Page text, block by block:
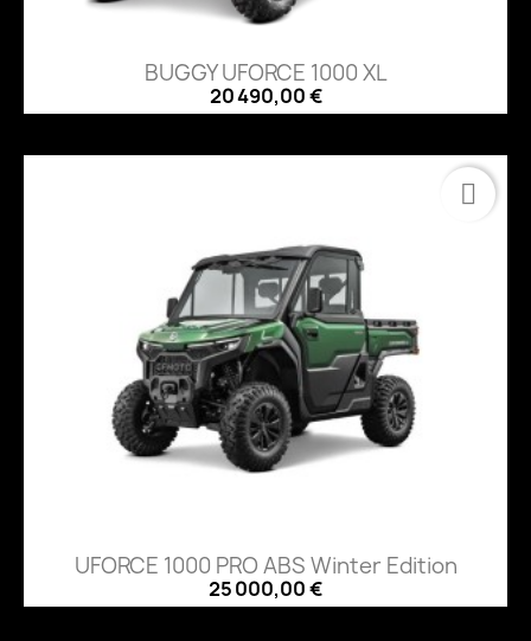
BUGGY UFORCE 1000 XL
20 490,00 €
UFORCE 1000 PRO ABS Winter Edition
25 000,00 €